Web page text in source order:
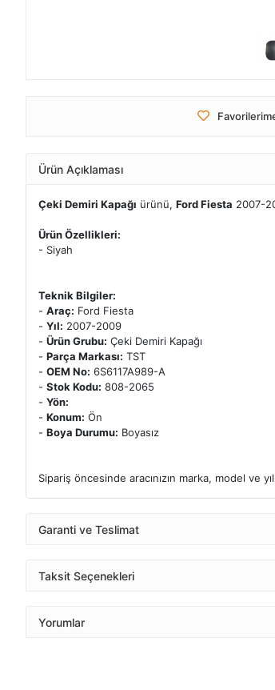
Ürün Açıklaması
Çeki Demiri Kapağı ürünü, Ford Fiesta 2007-
Ürün Özellikleri:
- Siyah
Teknik Bilgiler:
- Araç: Ford Fiesta
- Yıl: 2007-2009
- Ürün Grubu: Çeki Demiri Kapağı
- Parça Markası: TST
- OEM No: 6S6117A989-A
- Stok Kodu: 808-2065
- Yön:
- Konum: Ön
- Boya Durumu: Boyasız
Sipariş öncesinde aracınızın marka, model ve
Garanti ve Teslimat
Taksit Seçenekleri
Yorumlar